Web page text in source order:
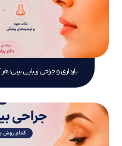
بارداری و جراحی زیبایی بینی؛